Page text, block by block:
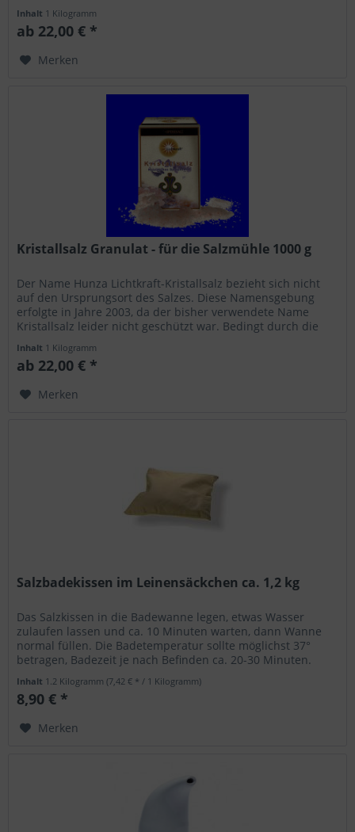
Inhalt 1 Kilogramm
ab 22,00 € *
Merken
Kristallsalz Granulat - für die Salzmühle 1000 g
Der Name Hunza Lichtkraft-Kristallsalz bezieht sich nicht
auf den Ursprungsort des Salzes. Diese Namensgebung
erfolgte in Jahre 2003, da der bisher verwendete Name
Kristallsalz leider nicht geschützt war. Bedingt durch die
Inhalt 1 Kilogramm
ab 22,00 € *
Merken
Salzbadekissen im Leinensäckchen ca. 1,2 kg
Das Salzkissen in die Badewanne legen, etwas Wasser
zulaufen lassen und ca. 10 Minuten warten, dann Wanne
normal füllen. Die Badetemperatur sollte möglichst 37°
betragen, Badezeit je nach Befinden ca. 20-30 Minuten.
Inhalt 1.2 Kilogramm(7,42 € * / 1 Kilogramm)
8,90 € *
Merken